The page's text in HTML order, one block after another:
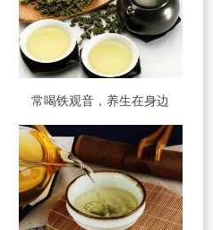
常喝铁观音，养生在身边